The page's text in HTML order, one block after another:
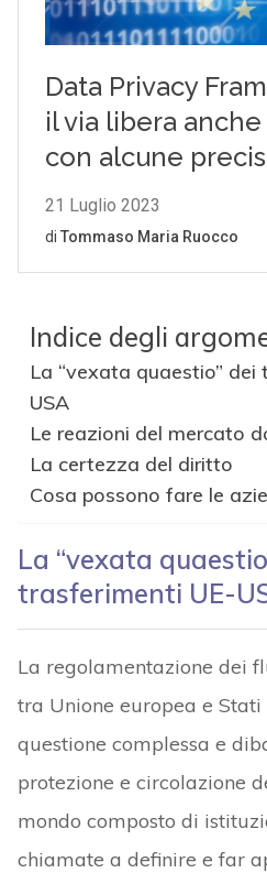
Indice degli
La “vexata quaestio” dei
USA
Le reazioni del mercato
La certezza del diritto
Cosa possono fare le
La “vexata
trasferimenti UE-
La regolamentazione dei
tra Unione europea e
questione complessa e
protezione e circolazione
mondo composto di
chiamate a definire e far